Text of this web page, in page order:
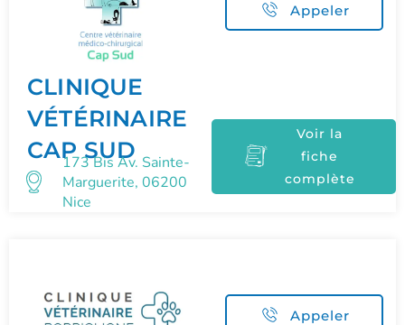
CLINIQUE
VÉTÉRINAIRE
CAP SUD
173 Bis Av. Sainte-
Marguerite, 06200
Nice
Appeler
Voir la
fiche
complète
Appeler